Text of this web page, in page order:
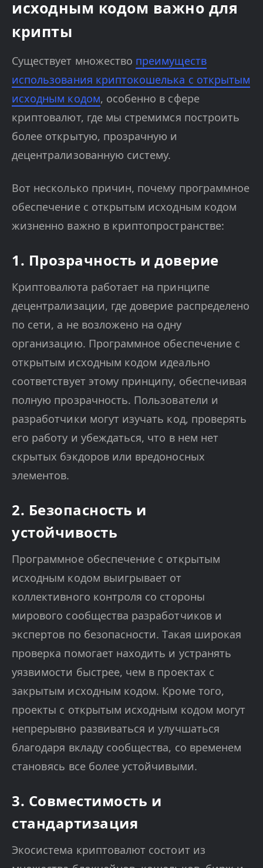
исходным кодом важно для
крипты
Существует множество преимуществ
использования криптокошелька с открытым
исходным кодом, особенно в сфере
криптовалют, где мы стремимся построить
более открытую, прозрачную и
децентрализованную систему.
Вот несколько причин, почему программное
обеспечение с открытым исходным кодом
жизненно важно в криптопространстве:
1. Прозрачность и доверие
Криптовалюта работает на принципе
децентрализации, где доверие распределено
по сети, а не возложено на одну
организацию. Программное обеспечение с
открытым исходным кодом идеально
соответствует этому принципу, обеспечивая
полную прозрачность. Пользователи и
разработчики могут изучать код, проверять
его работу и убеждаться, что в нем нет
скрытых бэкдоров или вредоносных
элементов.
2. Безопасность и
устойчивость
Программное обеспечение с открытым
исходным кодом выигрывает от
коллективного контроля со стороны
мирового сообщества разработчиков и
экспертов по безопасности. Такая широкая
проверка помогает находить и устранять
уязвимости быстрее, чем в проектах с
закрытым исходным кодом. Кроме того,
проекты с открытым исходным кодом могут
непрерывно развиваться и улучшаться
благодаря вкладу сообщества, со временем
становясь все более устойчивыми.
3. Совместимость и
стандартизация
Экосистема криптовалют состоит из